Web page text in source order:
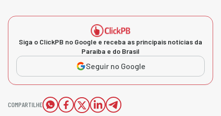
Siga o ClickPB no Google e receba as principais notícias da
Paraíba e do Brasil
Seguir no Google
COMPARTILHE